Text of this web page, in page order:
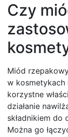
Czy
Miód
w kosmetykach
korzystne
działanie
składnikiem do
Można go